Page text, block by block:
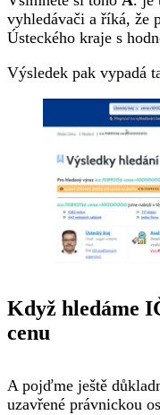
vyhledávači a říká, že
Ústeckého kraje s
Výsledek pak vypadá
Když hledáme
cenu
A pojďme ještě
uzavřené právnickou